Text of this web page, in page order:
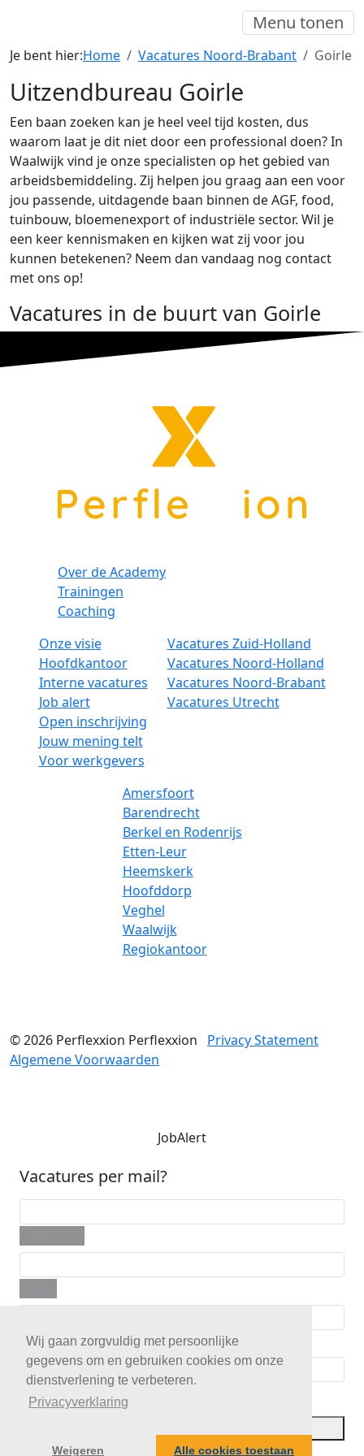
Wij gaan zorgvuldig met persoonlijke
gegevens om en gebruiken cookies om onze
dienstverlening te verbeteren.
Privacyverklaring
Weigeren Alle cookies toestaan
Menu tonen
Je bent hier:Home Vacatures Noord-Brabant Goirle
Uitzendbureau Goirle
Een baan zoeken kan je heel veel tijd kosten, dus
waarom laat je dit niet door een professional doen? In
Waalwijk vind je onze specialisten op het gebied van
arbeidsbemiddeling. Zij helpen jou graag aan een voor
jou passende, uitdagende baan binnen de AGF, food,
tuinbouw, bloemenexport of industriële sector. Wil je
een keer kennismaken en kijken wat zij voor jou
kunnen betekenen? Neem dan vandaag nog contact
met ons op!
Vacatures in de buurt van Goirle
Over de Academy
Trainingen
Coaching
Onze visie
Hoofdkantoor
Interne vacatures
Job alert
Open inschrijving
Jouw mening telt
Voor werkgevers
Vacatures Zuid-Holland
Vacatures Noord-Holland
Vacatures Noord-Brabant
Vacatures Utrecht
Amersfoort
Barendrecht
Berkel en Rodenrijs
Etten-Leur
Heemskerk
Hoofddorp
Veghel
Waalwijk
Regiokantoor
© 2026 Perflexxion Perflexxion
Privacy Statement
Algemene Voorwaarden
JobAlert
Vacatures per mail?
Telefoon
Postcode